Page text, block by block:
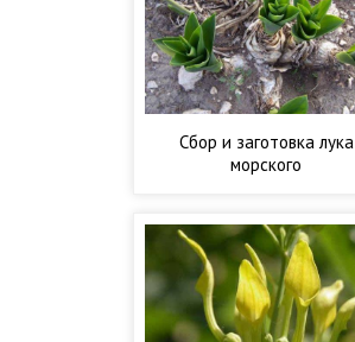
Сбор и заготовка лука
морского